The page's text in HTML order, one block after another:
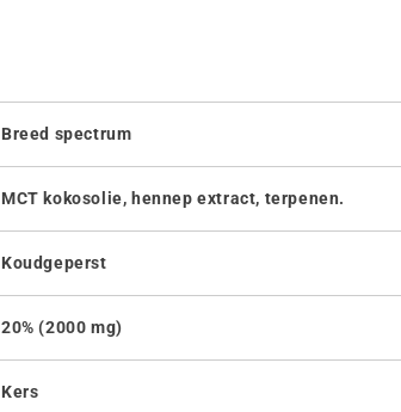
Breed spectrum
MCT kokosolie, hennep extract, terpenen.
Koudgeperst
20% (2000 mg)
Kers